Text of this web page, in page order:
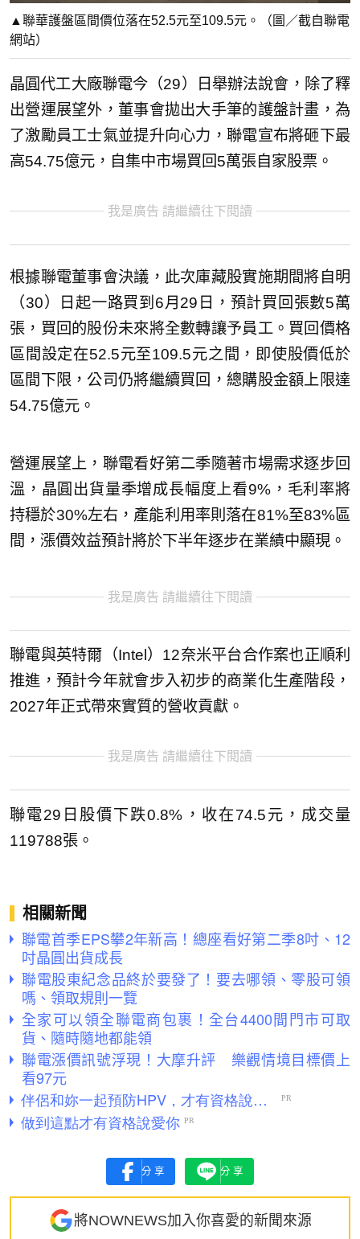
▲聯華護盤區間價位落在52.5元至109.5元。（圖／截自聯電
網站）
晶圓代工大廠聯電今（29）日舉辦法說會，除了釋
出營運展望外，董事會拋出大手筆的護盤計畫，為
了激勵員工士氣並提升向心力，聯電宣布將砸下最
高54.75億元，自集中市場買回5萬張自家股票。
我是廣告 請繼續往下閱讀
根據聯電董事會決議，此次庫藏股實施期間將自明
（30）日起一路買到6月29日，預計買回張數5萬
張，買回的股份未來將全數轉讓予員工。買回價格
區間設定在52.5元至109.5元之間，即使股價低於
區間下限，公司仍將繼續買回，總購股金額上限達
54.75億元。
營運展望上，聯電看好第二季隨著市場需求逐步回
溫，晶圓出貨量季增成長幅度上看9%，毛利率將
持穩於30%左右，產能利用率則落在81%至83%區
間，漲價效益預計將於下半年逐步在業績中顯現。
我是廣告 請繼續往下閱讀
聯電與英特爾（Intel）12奈米平台合作案也正順利
推進，預計今年就會步入初步的商業化生產階段，
2027年正式帶來實質的營收貢獻。
我是廣告 請繼續往下閱讀
聯電29日股價下跌0.8%，收在74.5元，成交量
119788張。
相關新聞
聯電首季EPS攀2年新高！總座看好第二季8吋、12
吋晶圓出貨成長
聯電股東紀念品終於要發了！要去哪領、零股可領
嗎、領取規則一覽
全家可以領全聯電商包裹！全台4400間門市可取
貨、隨時隨地都能領
聯電漲價訊號浮現！大摩升評 樂觀情境目標價上
看97元
分享 分享
將NOWNEWS加入你喜愛的新聞來源